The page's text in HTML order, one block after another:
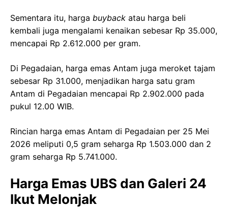
Sementara itu, harga buyback atau harga beli
kembali juga mengalami kenaikan sebesar Rp 35.000,
mencapai Rp 2.612.000 per gram.
Di Pegadaian, harga emas Antam juga meroket tajam
sebesar Rp 31.000, menjadikan harga satu gram
Antam di Pegadaian mencapai Rp 2.902.000 pada
pukul 12.00 WIB.
Rincian harga emas Antam di Pegadaian per 25 Mei
2026 meliputi 0,5 gram seharga Rp 1.503.000 dan 2
gram seharga Rp 5.741.000.
Harga Emas UBS dan Galeri 24
Ikut Melonjak